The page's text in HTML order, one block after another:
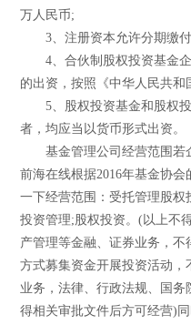
万人民币;
3、注册资本允许分期缴
4、合伙制股权投资基金企
的出资，按照《中华人民共和
5、股权投资基金和股权投
者，均应当以货币形式出资。
基金管理公司经营范围若
前海在线根据2016年基金协
一下经营范围：受托管理股
投资管理;股权投资。(以上不
产管理等金融、证券业务，
方式募集资金开展投资活动
业务，法律、行政法规、国
得相关审批文件后方可经营)